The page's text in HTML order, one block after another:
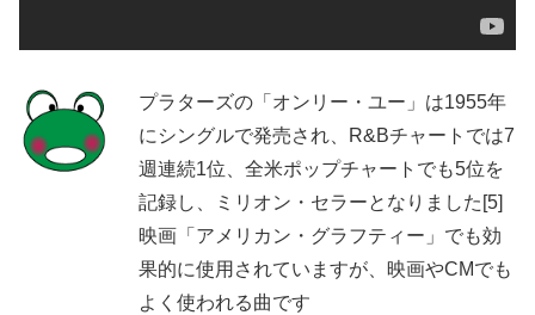
プラターズの「オンリー・ユー」は1955年
にシングルで発売され、R&Bチャートでは7
週連続1位、全米ポップチャートでも5位を
記録し、ミリオン・セラーとなりました[5]
映画「アメリカン・グラフティー」でも効
果的に使用されていますが、映画やCMでも
よく使われる曲です